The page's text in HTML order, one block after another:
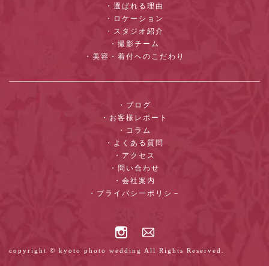
・選ばれる理由
・ロケーション
・スタジオ紹介
・撮影チーム
・美容・着付へのこだわり
・ブログ
・お客様レポート
・コラム
・よくある質問
・アクセス
・問い合わせ
・会社案内
・プライバシーポリシ－
copyright © kyoto photo wedding All Rights Reserved.